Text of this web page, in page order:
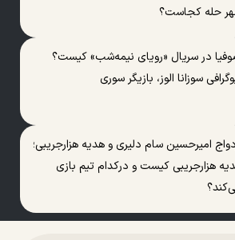
حله کجاست؟
در سریال «رویای نیمه‌شب» کیست؟
سوزانا الوز، بازیگر سوری
امیرحسین سام دلیری و هدیه هزارجریبی؛
هزارجریبی کیست و درکدام تیم بازی